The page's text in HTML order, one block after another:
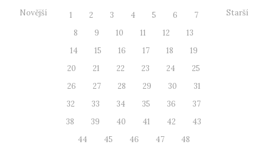
Novější 1 2 3 4 5 6
7
8
9 10 11 12
13
14
15 16 17 18
19
20
21 22 23 24
25
26
27 28 29 30
31
32
33 34 35 36
37
38
39 40 41 42
43
44
45 46 47
48
Starší